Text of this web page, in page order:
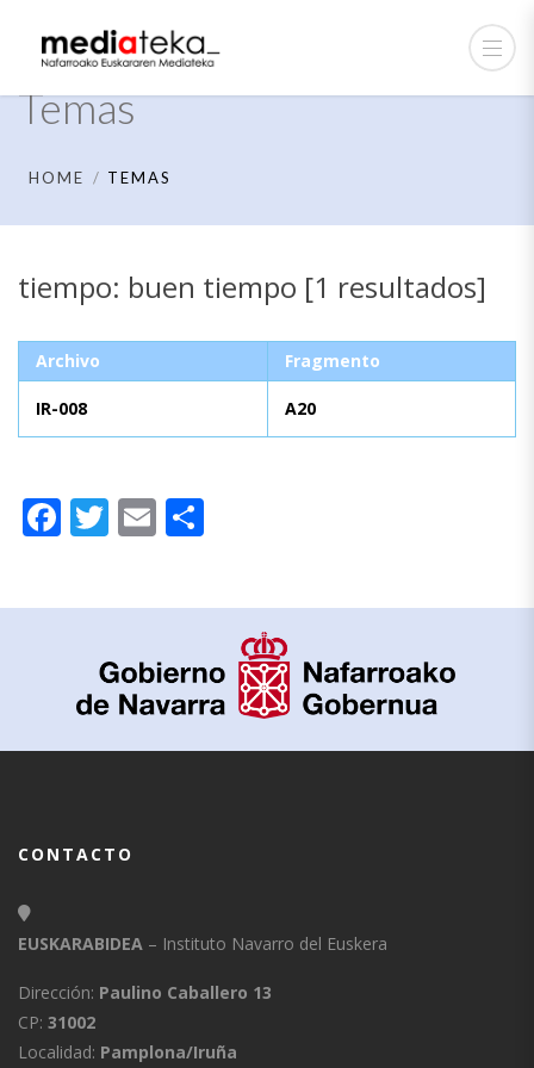
Temas
HOME TEMAS
tiempo: buen tiempo [1 resultados]
Archivo Fragmento
IR-008 A20
Facebook
Twitter
Email
CONTACTO
EUSKARABIDEA – Instituto Navarro del Euskera
Dirección: Paulino Caballero 13
CP: 31002
Localidad: Pamplona/Iruña